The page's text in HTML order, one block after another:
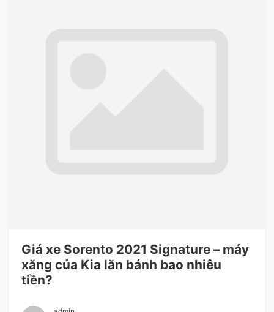
Giá xe Sorento 2021 Signature – máy
xăng của Kia lăn bánh bao nhiêu
tiền?